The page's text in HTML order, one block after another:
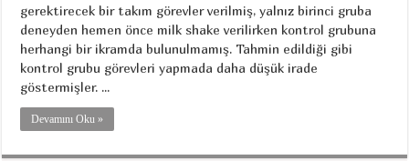
gerektirecek bir takım görevler verilmiş, yalnız birinci gruba
deneyden hemen önce milk shake verilirken kontrol grubuna
herhangi bir ikramda bulunulmamış. Tahmin edildiği gibi
kontrol grubu görevleri yapmada daha düşük irade
göstermişler. ...
Devamını Oku »